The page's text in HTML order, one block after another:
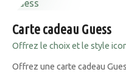
Carte cadeau Guess
Offrez le choix et le style
Offrez une carte cadeau